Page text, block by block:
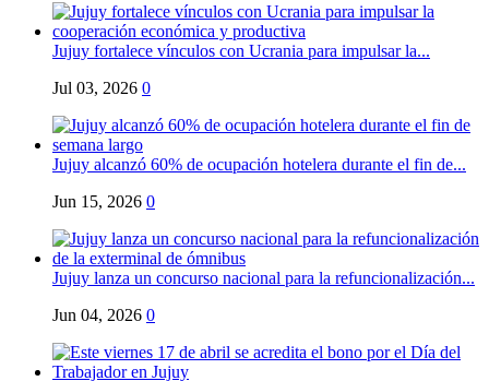
Jujuy fortalece vínculos con Ucrania para impulsar la...
Jul 03, 2026 0
Jujuy alcanzó 60% de ocupación hotelera durante el fin de...
Jun 15, 2026 0
Jujuy lanza un concurso nacional para la refuncionalización...
Jun 04, 2026 0